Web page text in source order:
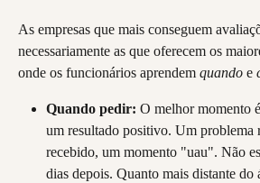
As empresas que mais conseguem
necessariamente as que oferecem os
onde os funcionários aprendem quando e
Quando pedir: O melhor momento
um resultado positivo. Um problema
recebido, um momento "uau". Não
dias depois. Quanto mais distante do